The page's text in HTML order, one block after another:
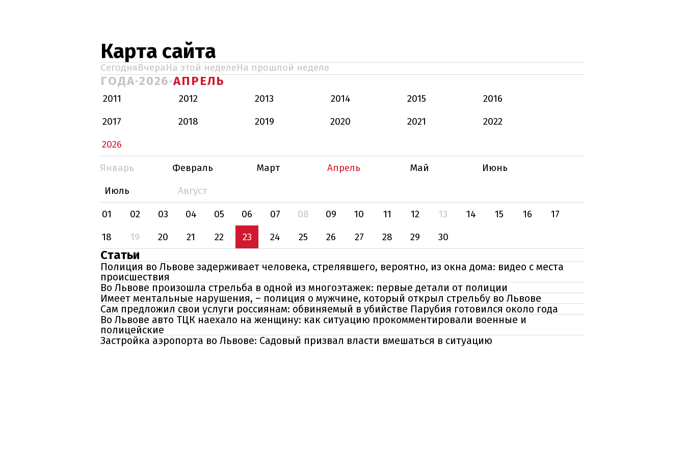
Карта сайта
СегодняВчераНа этой неделеНа прошлой неделе
ГОДА 2026 АПРЕЛЬ
2011 2012 2013 2014 2015
2016
2017
2018 2019 2020 2021
2022
2026
Январь
Февраль Март Апрель Май
Июнь
Июль
Август
01
02 03 04 05 06 07 08 09 10 11 12 13 14 15 16
17
18
19 20 21 22 23 24 25 26 27 28 29 30
Статьи
Полиция во Львове задерживает человека, стрелявшего, вероятно, из окна дома: видео с места
происшествия
Во Львове произошла стрельба в одной из многоэтажек: первые детали от полиции
Имеет ментальные нарушения, – полиция о мужчине, который открыл стрельбу во Львове
Сам предложил свои услуги россиянам: обвиняемый в убийстве Парубия готовился около года
Во Львове авто ТЦК наехало на женщину: как ситуацию прокомментировали военные и
полицейские
Застройка аэропорта во Львове: Садовый призвал власти вмешаться в ситуацию